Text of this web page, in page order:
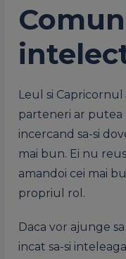
Leul si
parteneri ar
incercand sa-si
mai bun. Ei nu
amandoi cei mai
propriul rol.
Daca vor ajunge
incat sa-si